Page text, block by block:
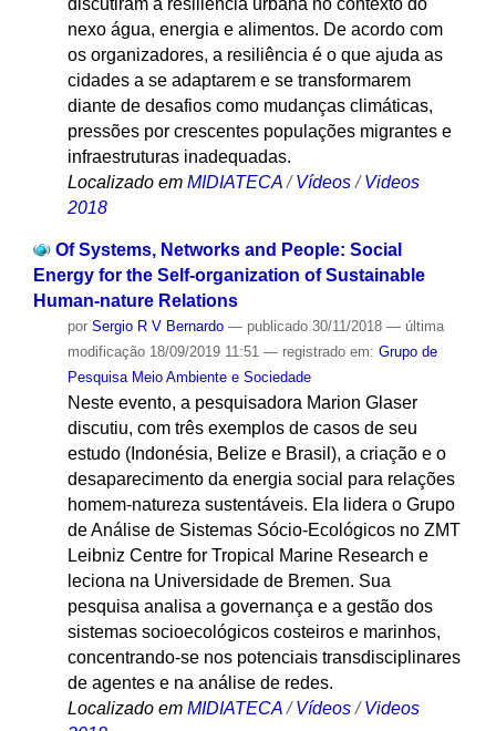
nexo água, energia e alimentos. De acordo com
os organizadores, a resiliência é o que ajuda as
cidades a se adaptarem e se transformarem
diante de desafios como mudanças climáticas,
pressões por crescentes populações migrantes e
infraestruturas inadequadas.
Localizado em MIDIATECA /Vídeos /Videos
2018
Of Systems, Networks and People: Social
Energy for the Self-organization of Sustainable
Human-nature Relations
por Sergio R V Bernardo — publicado30/11/2018 — última
modificação18/09/2019 11:51 — registrado em: Grupo de
Pesquisa Meio Ambiente e Sociedade
Neste evento, a pesquisadora Marion Glaser
discutiu, com três exemplos de casos de seu
estudo (Indonésia, Belize e Brasil), a criação e o
desaparecimento da energia social para relações
homem-natureza sustentáveis. Ela lidera o Grupo
de Análise de Sistemas Sócio-Ecológicos no ZMT
Leibniz Centre for Tropical Marine Research e
leciona na Universidade de Bremen. Sua
pesquisa analisa a governança e a gestão dos
sistemas socioecológicos costeiros e marinhos,
concentrando-se nos potenciais transdisciplinares
de agentes e na análise de redes.
Localizado em MIDIATECA / Vídeos / Videos